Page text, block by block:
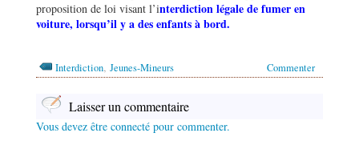
proposition de loi visant l’interdiction légale de fumer en
voiture, lorsqu’il y a des enfants à bord.
Commenter
Interdiction, Jeunes-Mineurs
Laisser un commentaire
Vous devez être connecté pour commenter.